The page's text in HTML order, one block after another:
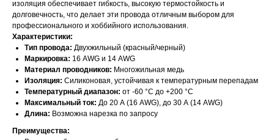
изоляция обеспечивает гибкость, высокую термостойкость и
долговечность, что делает эти провода отличным выбором для
профессионального и хоббийного использования.
Характеристики:
Тип провода: Двухжильный (красный/черный)
Маркировка: 16 AWG и 14 AWG
Материал проводников: Многожильная медь
Изоляция: Силиконовая, устойчивая к температурным перепадам
Температурный диапазон: от -60 °C до +200 °C
Максимальный ток: До 20 А (16 AWG), до 30 А (14 AWG)
Длина: Возможна нарезка по запросу
Преимущества: